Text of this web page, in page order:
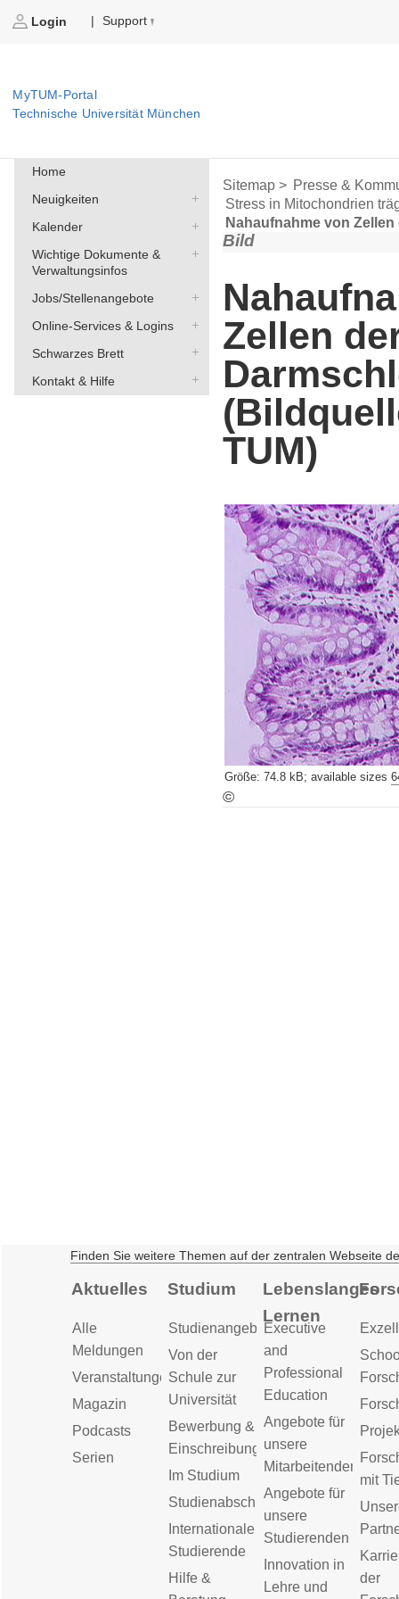
Login | Support
MyTUM-Portal
Technische Universität München
Home
Neuigkeiten
Kalender
Wichtige Dokumente &
Verwaltungsinfos
Jobs/Stellenangebote
Online-Services & Logins
Schwarzes Brett
Kontakt & Hilfe
Sitemap > Presse &
Stress in Mitochondrien
Nahaufnahme von
Bild
Zellen
TUM)
Größe:74.8 kB;available sizes
©
Finden Sie weitere Themen auf der zentralen Webseite
Aktuelles
Alle
Meldungen
Veranstaltungen
Magazin
Podcasts
Serien
Studium
Studienangebot
Von der
Schule zur
Universität
Bewerbung &
Einschreibung
Im Studium
Studienabschluss
Internationale
Studierende
Hilfe &
Lebenslanges
Lernen
Executive
and
Professional
Education
Angebote für
unsere
Mitarbeitenden
Angebote für
unsere
Studierenden
Innovation in
Lehre und
mit
der